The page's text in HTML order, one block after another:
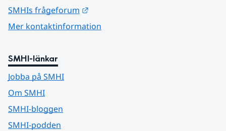
SMHIs frågeforum
Mer kontaktinformation
SMHI-länkar
Jobba på SMHI
Om SMHI
SMHI-bloggen
SMHI-podden